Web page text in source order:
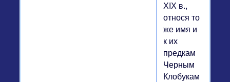
XIX в.,
относя то
же имя и
к их
предкам
Черным
Клобукам,